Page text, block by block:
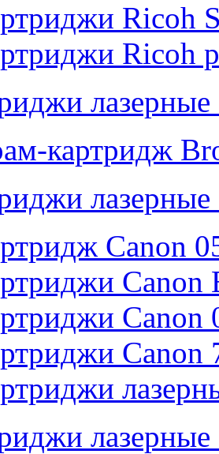
Ricoh
Ricoh
картридж
лазерные
Canon
Canon
Canon
Canon
лазерные